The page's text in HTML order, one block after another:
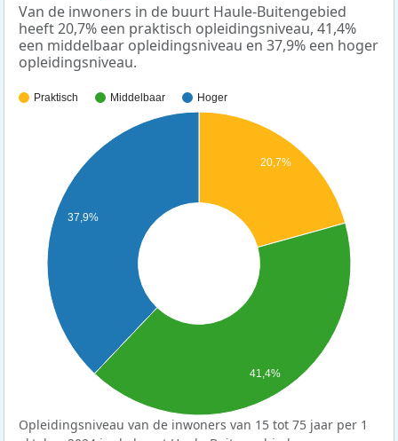
Van de inwoners in de buurt Haule-Buitengebied
heeft 20,7% een praktisch opleidingsniveau, 41,4%
een middelbaar opleidingsniveau en 37,9% een hoger
opleidingsniveau.
Praktisch Middelbaar Hoger
20,7%
37,9%
41,4%
Opleidingsniveau van de inwoners van 15 tot 75 jaar per 1